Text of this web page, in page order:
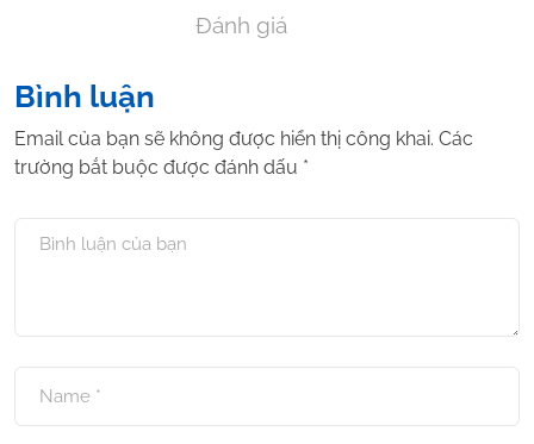
Đánh giá
Bình luận
Email của bạn sẽ không được hiển thị công khai. Các
trường bắt buộc được đánh dấu *